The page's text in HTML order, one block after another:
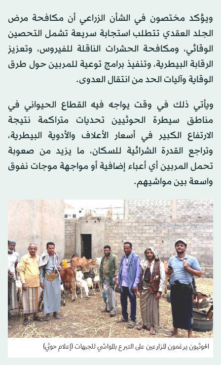
ويؤكد مختصون في الشأن الزراعي أن مكافحة مرض
الجلد العقدي تتطلب استجابة سريعة تشمل التحصين
الوقائي، ومكافحة الحشرات الناقلة للفيروس، وتعزيز
الرقابة البيطرية، وتنفيذ برامج توعية للمربين حول طرق
الوقاية وآليات الحد من انتقال العدوى.
ويأتي ذلك في وقت يواجه فيه القطاع الحيواني في
مناطق سيطرة الحوثيين تحديات متراكمة نتيجة
الارتفاع الكبير في أسعار الأعلاف والأدوية البيطرية،
وتراجع القدرة الشرائية للسكان، ما يزيد من صعوبة
تحمل المربين أي أعباء إضافية أو مواجهة موجات نفوق
واسعة بين مواشيهم.
الحوثيون يرغمون المزارعين على التبرع بالمواشي للجبهات (إعلام حوثي)